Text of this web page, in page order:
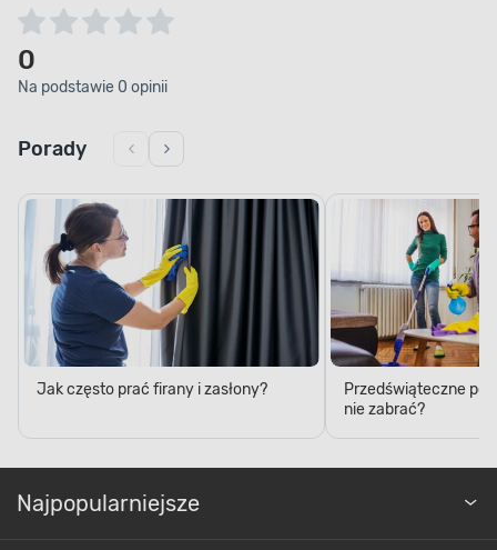
0
Na podstawie 0 opinii
Porady
Jak często prać firany i zasłony?
Przedświąteczne
nie zabrać?
Najpopularniejsze